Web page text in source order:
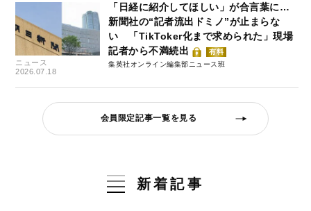
ニュース
2026.07.18
「日経に紹介してほしい」が合言葉に…
新聞社の“記者流出ドミノ”が止まらな
い 「TikToker化まで求められた」現場
記者から不満続出
有料
集英社オンライン編集部ニュース班
会員限定記事一覧を見る
新着記事